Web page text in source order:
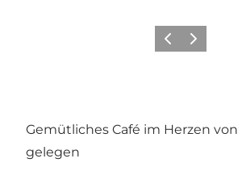
ZurückWeiter
Gemütliches Café im Herzen
gelegen